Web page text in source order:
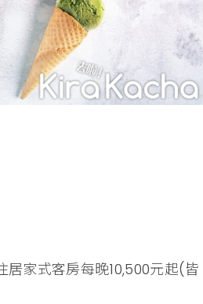
家式客房每晚10,500元起(皆